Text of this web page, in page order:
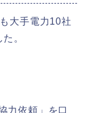
大手電力10社
。
力依頼」を口